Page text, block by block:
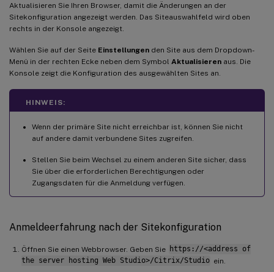
Aktualisieren Sie Ihren Browser, damit die Änderungen an der
Sitekonfiguration angezeigt werden. Das Siteauswahlfeld wird oben
rechts in der Konsole angezeigt.
Wählen Sie auf der Seite Einstellungen den Site aus dem Dropdown-
Menü in der rechten Ecke neben dem Symbol Aktualisieren aus. Die
Konsole zeigt die Konfiguration des ausgewählten Sites an.
HINWEIS:
Wenn der primäre Site nicht erreichbar ist, können Sie nicht
auf andere damit verbundene Sites zugreifen.
Stellen Sie beim Wechsel zu einem anderen Site sicher, dass
Sie über die erforderlichen Berechtigungen oder
Zugangsdaten für die Anmeldung verfügen.
Anmeldeerfahrung nach der Sitekonfiguration
Öffnen Sie einen Webbrowser. Geben Sie https://<address of
the server hosting Web Studio>/Citrix/Studio ein.